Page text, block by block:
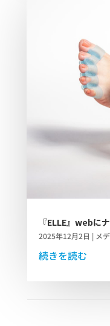
『ELLE』webに
2025年12月2日 | メ
続きを読む